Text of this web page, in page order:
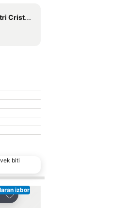
Colombo
biti
izbor
Dodati u favorite